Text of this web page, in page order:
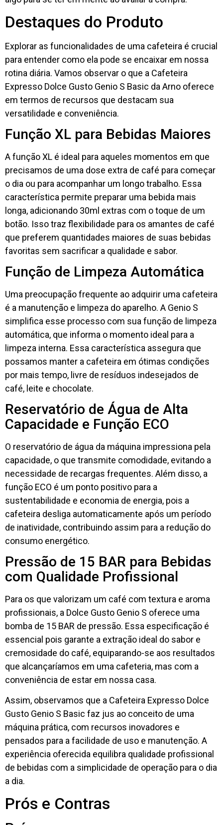
Destaques do Produto
Explorar as funcionalidades de uma cafeteira é crucial
para entender como ela pode se encaixar em nossa
rotina diária. Vamos observar o que a Cafeteira
Expresso Dolce Gusto Genio S Basic da Arno oferece
em termos de recursos que destacam sua
versatilidade e conveniência.
Função XL para Bebidas Maiores
A função XL é ideal para aqueles momentos em que
precisamos de uma dose extra de café para começar
o dia ou para acompanhar um longo trabalho. Essa
característica permite preparar uma bebida mais
longa, adicionando 30ml extras com o toque de um
botão. Isso traz flexibilidade para os amantes de café
que preferem quantidades maiores de suas bebidas
favoritas sem sacrificar a qualidade e sabor.
Função de Limpeza Automática
Uma preocupação frequente ao adquirir uma cafeteira
é a manutenção e limpeza do aparelho. A Genio S
simplifica esse processo com sua função de limpeza
automática, que informa o momento ideal para a
limpeza interna. Essa característica assegura que
possamos manter a cafeteira em ótimas condições
por mais tempo, livre de resíduos indesejados de
café, leite e chocolate.
Reservatório de Água de Alta
Capacidade e Função ECO
O reservatório de água da máquina impressiona pela
capacidade, o que transmite comodidade, evitando a
necessidade de recargas frequentes. Além disso, a
função ECO é um ponto positivo para a
sustentabilidade e economia de energia, pois a
cafeteira desliga automaticamente após um período
de inatividade, contribuindo assim para a redução do
consumo energético.
Pressão de 15 BAR para Bebidas
com Qualidade Profissional
Para os que valorizam um café com textura e aroma
profissionais, a Dolce Gusto Genio S oferece uma
bomba de 15 BAR de pressão. Essa especificação é
essencial pois garante a extração ideal do sabor e
cremosidade do café, equiparando-se aos resultados
que alcançaríamos em uma cafeteria, mas com a
conveniência de estar em nossa casa.
Assim, observamos que a Cafeteira Expresso Dolce
Gusto Genio S Basic faz jus ao conceito de uma
máquina prática, com recursos inovadores e
pensados para a facilidade de uso e manutenção. A
experiência oferecida equilibra qualidade profissional
de bebidas com a simplicidade de operação para o dia
a dia.
Prós e Contras